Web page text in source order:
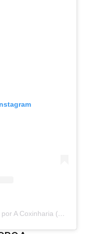
Uma publicação compartilhada por A Coxinharia (@acoxinharialx)